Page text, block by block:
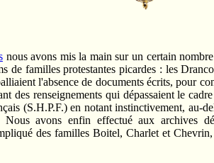
nous avons mis la main sur un certain
de familles protestantes picardes : les
l'absence de documents écrits, pour
des renseignements qui dépassaient le
(S.H.P.F.) en notant instinctivement, au-
avons enfin effectué aux archives
des familles Boitel, Charlet et